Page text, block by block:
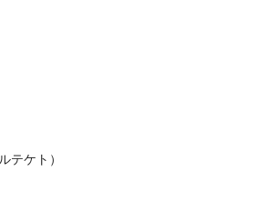
テケト）